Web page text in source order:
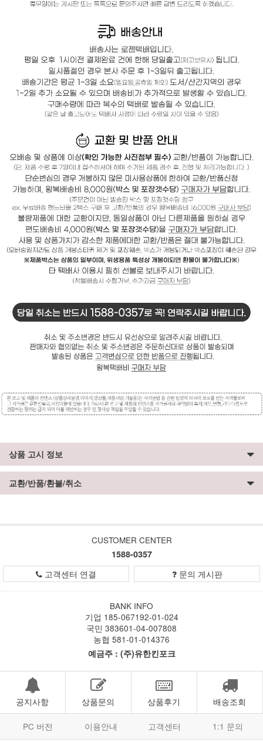
상품 고시 정보
교환/반품/환불/취소
CUSTOMER CENTER
1588-0357
고객센터 연결
문의 게시판
BANK INFO
기업 185-067192-01-024
국민 383601-04-007808
농협 581-01-014376
예금주 : (주)유한킨포크
공지사항 상품문의 상품후기 배송조회
PC 버전 이용안내 고객센터 1:1 문의